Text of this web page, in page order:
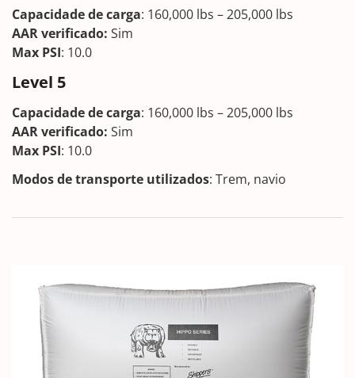
Capacidade de carga: 160,000 lbs – 205,000 lbs
AAR verificado: Sim
Max PSI: 10.0
Level 5
Capacidade de carga: 160,000 lbs – 205,000 lbs
AAR verificado: Sim
Max PSI: 10.0
Modos de transporte utilizados: Trem, navio